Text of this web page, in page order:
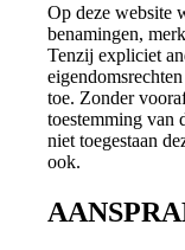
Op deze website
benamingen,
Tenzij expliciet
toe. Zonder
toestemming van
niet toegestaan
ook.